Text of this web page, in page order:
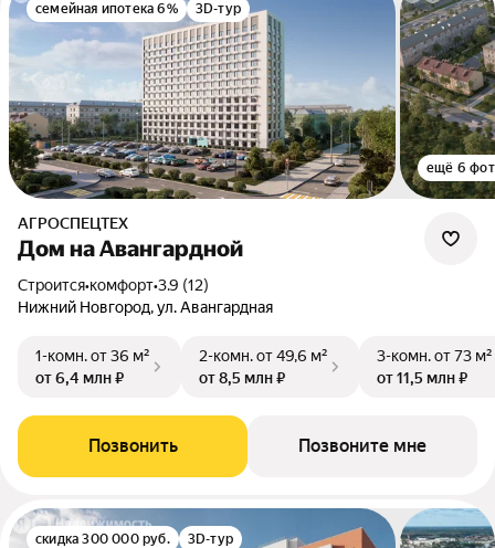
семейная ипотека 6% 3D-тур
ещё 6
АГРОСПЕЦТЕХ
Дом на Авангардной
Строится•комфорт•3.9 (12)
Нижний Новгород, ул. Авангардная
1-комн.от 36 м²
от 6,4 млн ₽
2-комн.от 49,6 м²
от 8,5 млн ₽
3-комн.от 73 м²
от 11,5 млн ₽
Позвонить Позвоните мне
скидка 300 000 руб. 3D-тур